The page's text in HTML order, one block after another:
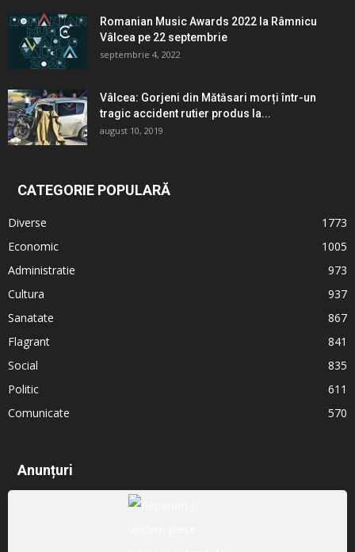
Romanian Music Awards 2022 la Râmnicu
Vâlcea pe 22 septembrie
septembrie 4, 2022
Vâlcea: Gorjeni din Mătăsari morți într-un
tragic accident rutier produs la...
august 10, 2019
CATEGORIE POPULARĂ
Diverse
1773
Economic
1005
Administratie
973
Cultura
937
Sanatate
867
Flagrant
841
Social
835
Politic
611
Comunicate
570
Anunțuri